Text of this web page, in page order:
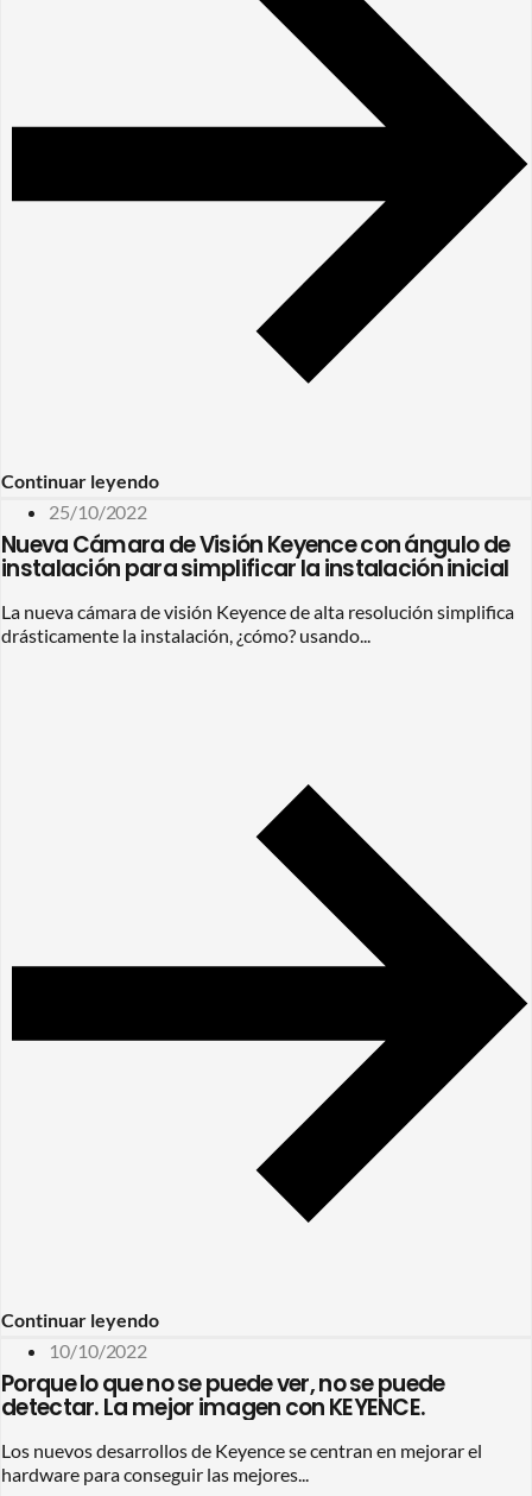
Continuar leyendo
25/10/2022
Nueva Cámara de Visión Keyence con ángulo de
instalación para simplificar la instalación inicial
La nueva cámara de visión Keyence de alta resolución simplifica
drásticamente la instalación, ¿cómo? usando...
Continuar leyendo
10/10/2022
Porque lo que no se puede ver, no se puede
detectar. La mejor imagen con KEYENCE.
Los nuevos desarrollos de Keyence se centran en mejorar el
hardware para conseguir las mejores...